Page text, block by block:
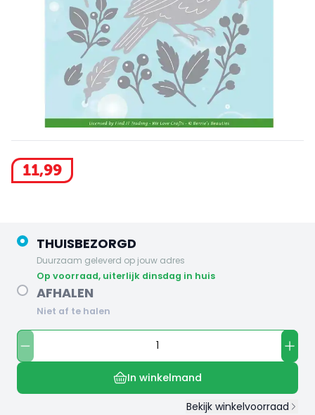
11,99
THUISBEZORGD
Duurzaam geleverd op jouw adres
op voorraad, uiterlijk dinsdag in huis
AFHALEN
Niet af te halen
In winkelmand
Bekijk winkelvoorraad